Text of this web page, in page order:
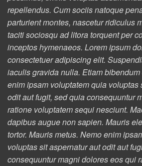
repellendus. Cum sociis natoque
parturient montes, nascetur ridiculus
taciti sociosqu ad litora torquent per
inceptos hymenaeos. Lorem ipsum
consectetuer adipiscing elit.
iaculis gravida nulla. Etiam
enim ipsam voluptatem quia voluptas
odit aut fugit, sed quia consequuntur
ratione voluptatem sequi nesciunt.
dapibus augue non sapien. Mauris
tortor. Mauris metus. Nemo enim
voluptas sit aspernatur aut odit aut
consequuntur magni dolores eos qui